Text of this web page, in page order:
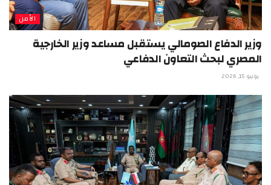
الأمن
وزير الدفاع الصومالي يستقبل مساعد وزير الخارجية
المصري لبحث التعاون الدفاعي
يونيو 15, 2026